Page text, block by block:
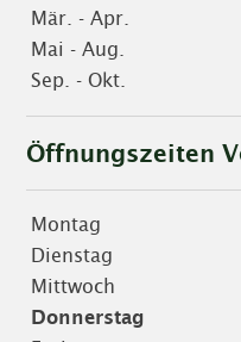
Mär. - Apr.
Mai - Aug.
Sep. - Okt.
Öffnungszeiten
Montag
Dienstag
Mittwoch
Donnerstag